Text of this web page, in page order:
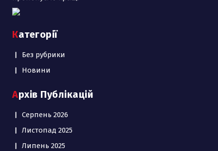
Категорії
Без рубрики
Новини
Архів Публікацій
Серпень 2026
Листопад 2025
Липень 2025